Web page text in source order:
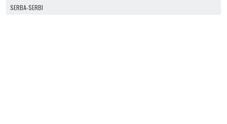
SERBA-SERBI